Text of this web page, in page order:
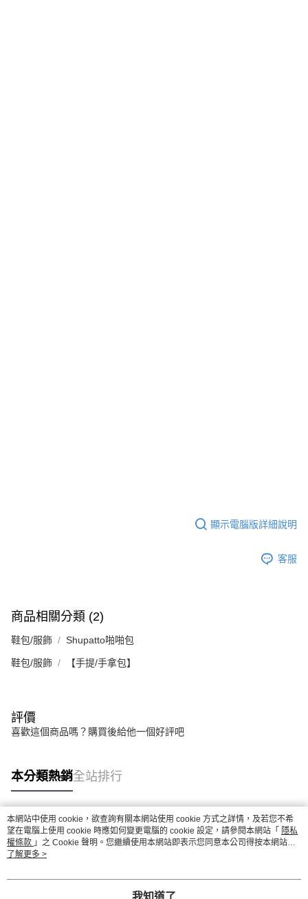
顯示電腦版詳細說明
客服
商品相關分類 (2)
鞋包/服飾 Shupatto啪啪包
鞋包/服飾 【手提/手拿包】
評價
喜歡這個商品嗎？購買後給他一個好評吧
本分類熱銷全站排行
熱門標籤
本網站中使用 cookie，欲查詢有關本網站使用 cookie 方式之詳情，及若您不希
望在電腦上使用 cookie 時應如何變更電腦的 cookie 設定，請參閱本網站「 隱私
權條款 」之 Cookie 聲明。您繼續使用本網站即表示您同意本公司得按本網站使
用條款之 Cookie 聲明使用 cookie。
了解更多 >
我知道了